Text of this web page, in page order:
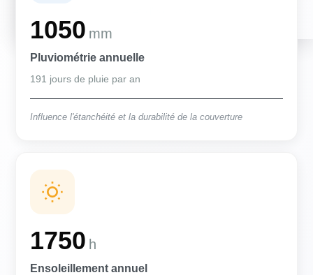
1050 mm
Pluviométrie annuelle
191 jours de pluie par an
Influence l'étanchéité et la durabilité de la couverture
1750 h
Ensoleillement annuel